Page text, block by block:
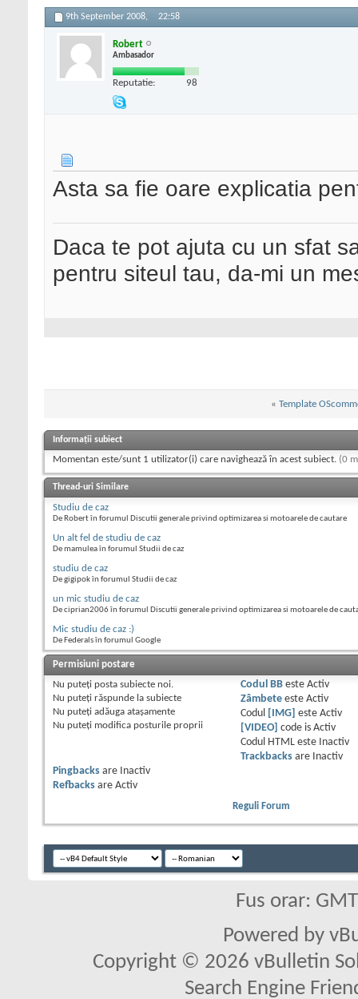
9th September 2008, 22:58
Robert
Ambasador
Reputatie: 98
Asta sa fie oare explicatia
Daca te pot ajuta cu un sfat
pentru siteul tau, da-mi un
« Template
Informații subiect
Momentan este/sunt 1 utilizator(i) care navighează în acest subiect. (0
Thread-uri Similare
Studiu de caz
De Robert în forumul Discutii generale privind optimizarea si motoarele de cautare
Un alt fel de studiu de caz
De mamulea în forumul Studii de caz
studiu de caz
De gigipok în forumul Studii de caz
un mic studiu de caz
De ciprian2006 în forumul Discutii generale privind optimizarea si motoarele de
Mic studiu de caz :)
De Federals în forumul Google
Permisiuni postare
Nu puteţi posta subiecte noi.
Nu puteţi răspunde la subiecte
Nu puteţi adăuga ataşamente
Nu puteţi modifica posturile proprii
Codul BBeste Activ
Zâmbeteeste Activ
Codul
[IMG] este Activ
[VIDEO] code is Activ
Codul HTML este
Inactiv
Trackbacksare
Inactiv
Pingbacks are
Inactiv
Refbacks are Activ
Reguli Forum
Fus orar:
Powered by
Copyright © 2026 vBulletin
Search Engine